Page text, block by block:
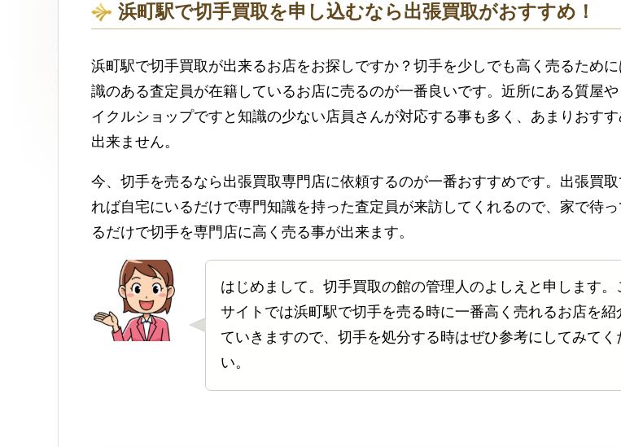
浜町駅で切手買取を申し込むなら出張買取がおすすめ！
浜町駅で切手買取が出来るお店をお探しですか？切手を少しでも高く売るために
識のある査定員が在籍しているお店に売るのが一番良いです。近所にある質屋や
イクルショップですと知識の少ない店員さんが対応する事も多く、あまりおす
出来ません。
今、切手を売るなら出張買取専門店に依頼するのが一番おすすめです。出張買取
れば自宅にいるだけで専門知識を持った査定員が来訪してくれるので、家で待っ
るだけで切手を専門店に高く売る事が出来ます。
はじめまして。切手買取の館の管理人のよしえと申します。
サイトでは浜町駅で切手を売る時に一番高く売れるお店を紹
ていきますので、切手を処分する時はぜひ参考にしてみてく
い。